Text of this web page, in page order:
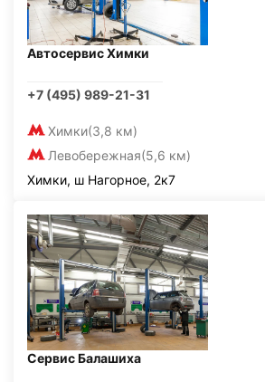
Автосервис Химки
+7 (495) 989-21-31
Химки(3,8 км)
Левобережная(5,6 км)
Химки, ш Нагорное, 2к7
Сервис Балашиха